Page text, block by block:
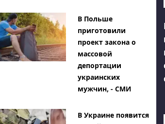
В Польше
приготовили
проект закона о
массовой
депортации
украинских
мужчин, - СМИ
В Украине появится